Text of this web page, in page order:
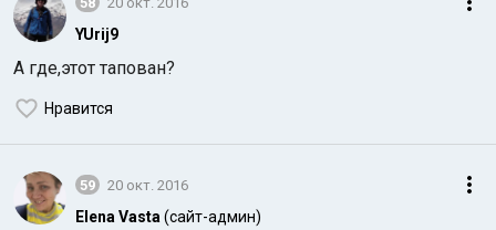
YUrij9
А где,этот тапован?
Нравится
59 20 окт. 2016
Elena Vasta (сайт-админ)